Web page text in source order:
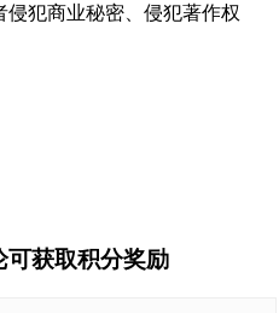
犯商业秘密、侵犯著作权
可获取积分奖励